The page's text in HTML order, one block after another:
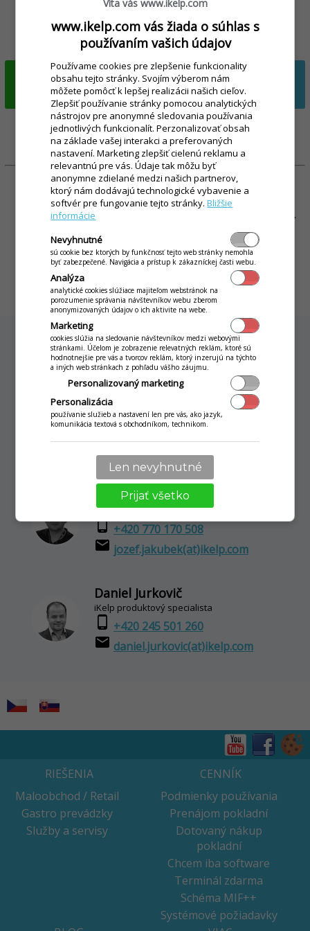
Zřiďte si 14-denní zkušební verzi aplikace nebo si vyžádejte
výhodnou cenovou nabídku na míru:
ZŘÍDIT
IKELP POKLADNA
VYŽÁDAT NEZÁVAZNOU
NABÍDKU
Placené funkce a služby jsou účtovány z vašeho kreditu, který
si dobijete formou výhodných balíčků. Kompletní ceník a
seznam doplňkových služeb najdete naKompletní ceník a
doplňkové služby pro iKelp Pokladna.
Neváhejte nás kontaktovat
Náš tým pro vás vypracuje nezávaznou
cenovou nabídku a zodpoví vaše dotazy
Jozef Jakúbek
iKelp produktový specialista
phone_android +420 770 170 508
email jozef.jakubek(at)ikelp.com
Daniel Jurkovič
iKelp produktový specialista
phone_android +420 245 501 260
email daniel.jurkovic(at)ikelp.com
RIEŠENIA
Maloobchod / Retail
Gastro prevádzky
Služby a servisy
CENNÍK
Podmienky používania
Prenájom pokladní
Dotovaný nákup
pokladní
Chcem iba software
Terminál zdarma
Schéma MIF++
Systémové požiadavky
Víta vás www.ikelp.com
www.ikelp.com vás žiada o súhlas s
používaním vašich údajov
Používame cookies pre zlepšenie funkcionality
obsahu tejto stránky. Svojím výberom nám
môžete pomôcť k lepšej realizácii našich cieľov.
Zlepšiť používanie stránky pomocou analytických
nástrojov pre anonymné sledovania používania
jednotlivých funkcionalít. Perzonalizovať obsah
na základe vašej interakci a preferovaných
nastavení. Marketing zlepšiť cielenú reklamu a
relevantnú pre vás. Údaje tak môžu byť
anonymne zdielané medzi našich partnerov,
ktorý nám dodávajú technologické vybavenie a
softvér pre fungovanie tejto stránky.Bližšie
informácie
Nevyhnutné
sú cookie bez ktorých by funkčnosť tejto web stránky nemohla
byť zabezpečené. Navigácia a prístup k zákazníckej časti webu.
Analýza
analytické cookies slúžiace majiteľom webstránok na
porozumenie správania návštevníkov webu zberom
anonymizovaných údajov o ich aktivite na webe.
Marketing
cookies slúžia na sledovanie návštevníkov medzi webovými
stránkami. Účelom je zobrazenie relevatných reklám, ktoré sú
hodnotnejšie pre vás a tvorcov reklám, ktorý inzerujú na týchto
a iných web stránkach z pohľadu vášho záujmu.
Personalizovaný marketing
Personalizácia
používanie služieb a nastavení len pre vás, ako jazyk,
komunikácia textová s obchodníkom, technikom.
Len nevyhnutné
Prijať všetko